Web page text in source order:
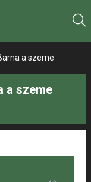
a szeme
a szeme